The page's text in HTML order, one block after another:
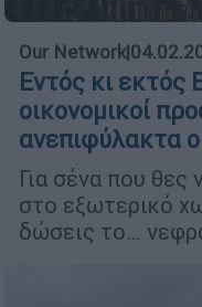
Our Network|
Εντός κι εκτός
οικονομικοί
ανεπιφύλακτα
Για σένα που θες
στο εξωτερικό
δώσεις το…